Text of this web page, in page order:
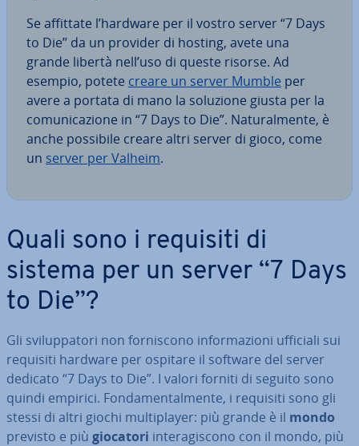
Se affittate l’hardware per il vostro server “7 Days
to Die” da un provider di hosting, avete una
grande libertà nell’uso di queste risorse. Ad
esempio, potete creare un server Mumble per
avere a portata di mano la soluzione giusta per la
co­mu­ni­ca­zio­ne in “7 Days to Die”. Na­tu­ral­men­te, è
anche possibile creare altri server di gioco, come
un server per Valheim.
Quali sono i requisiti di
sistema per un server “7 Days
to Die”?
Gli svi­lup­pa­to­ri non for­ni­sco­no in­for­ma­zio­ni ufficiali sui
requisiti hardware per ospitare il software del server
dedicato “7 Days to Die”. I valori forniti di seguito sono
quindi empirici. Fon­da­men­tal­men­te, i requisiti sono gli
stessi di altri giochi mul­ti­player: più grande è il mondo
previsto e più giocatori in­te­ra­gi­sco­no con il mondo, più